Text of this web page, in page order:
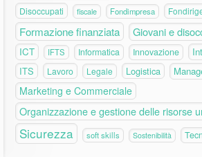
Disoccupati fiscale Fondimpresa
Formazione finanziata Giovani e
ICT IFTS Informatica Innovazione
ITS
Lavoro Legale Logistica
Marketing e Commerciale
Organizzazione e gestione delle risorse
Sicurezza soft skills Sostenibilità